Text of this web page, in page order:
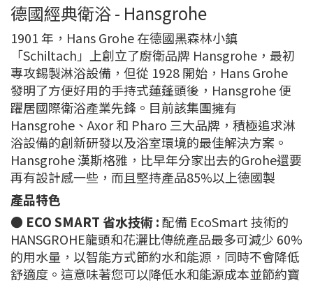
德國經典衛浴 - Hansgrohe
1901 年，Hans Grohe 在德國黑森林小鎮
「Schiltach」上創立了廚衛品牌 Hansgrohe，最初
專攻錫製淋浴設備，但從 1928 開始，Hans Grohe
發明了方便好用的手持式蓮蓬頭後，Hansgrohe 便
躍居國際衛浴產業先鋒。目前該集團擁有
Hansgrohe、Axor 和 Pharo 三大品牌，積極追求淋
浴設備的創新研發以及浴室環境的最佳解決方案。
Hansgrohe 漢斯格雅，比早年分家出去的Grohe還要
再有設計感一些，而且堅持產品85%以上德國製
產品特色
● ECO SMART 省水技術 :配備 EcoSmart 技術的
HANSGROHE龍頭和花灑比傳統產品最多可減少 60%
的用水量，以智能方式節約水和能源，同時不會降低
舒適度。這意味著您可以降低水和能源成本並節約寶